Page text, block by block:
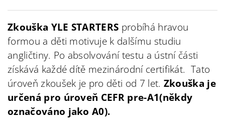
Zkouška YLE STARTERS probíhá hravou
formou a děti motivuje k dalšímu studiu
angličtiny. Po absolvování testu a ústní části
získává každé dítě mezinárodní certifikát. Tato
úroveň zkoušek je pro děti od 7 let. Zkouška je
určená pro úroveň CEFR pre-A1(někdy
označováno jako A0).